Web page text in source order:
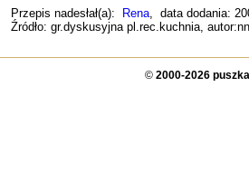
Przepis nadesłał(a): Rena, data dodania:
Źródło: gr.dyskusyjna pl.rec.kuchnia, autor:nn
© 2000-2026